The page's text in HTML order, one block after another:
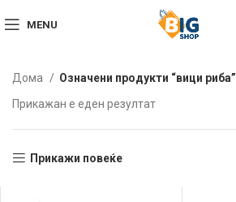
MENU
Дома
Означени продукти “вици риба”
Прикажан е еден резултат
Прикажи повеќе